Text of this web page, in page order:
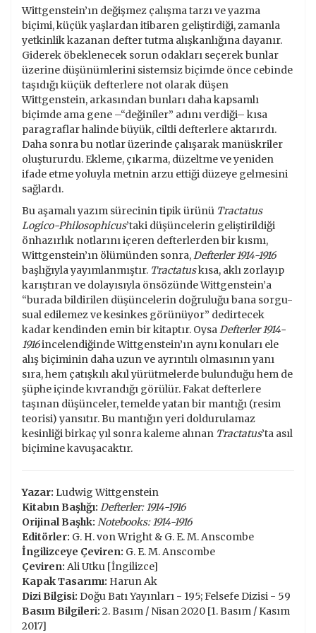
Wittgenstein’ın değişmez çalışma tarzı ve yazma
biçimi, küçük yaşlardan itibaren geliştirdiği, zamanla
yetkinlik kazanan defter tutma alışkanlığına dayanır.
Giderek öbeklenecek sorun odakları seçerek bunlar
üzerine düşünümlerini sistemsiz biçimde önce cebinde
taşıdığı küçük defterlere not olarak düşen
Wittgenstein, arkasından bunları daha kapsamlı
biçimde ama gene –“değiniler” adını verdiği– kısa
paragraflar halinde büyük, ciltli defterlere aktarırdı.
Daha sonra bu notlar üzerinde çalışarak manüskriler
oluştururdu. Ekleme, çıkarma, düzeltme ve yeniden
ifade etme yoluyla metnin arzu ettiği düzeye gelmesini
sağlardı.
Bu aşamalı yazım sürecinin tipik ürünü Tractatus
Logico-Philosophicus’taki düşüncelerin geliştirildiği
önhazırlık notlarını içeren defterlerden bir kısmı,
Wittgenstein’ın ölümünden sonra,Defterler 1914-1916
başlığıyla yayımlanmıştır. Tractatuskısa, aklı zorlayıp
karıştıran ve dolayısıyla önsözünde Wittgen­stein’a
“burada bildirilen düşüncelerin doğruluğu bana sorgu-
sual edilemez ve kesinkes görünüyor” dedirtecek
kadar kendinden emin bir kitaptır. OysaDefterler 1914-
1916incelendiğinde Wittgenstein’ın aynı konuları ele
alış biçiminin daha uzun ve ayrıntılı olmasının yanı
sıra, hem çatışkılı akıl yürütmelerde bulunduğu hem de
şüphe içinde kıvrandığı görülür. Fakat defterlere
taşınan düşünceler, temelde yatan bir mantığı (resim
teorisi) yansıtır. Bu mantığın yeri doldurulamaz
kesinliği birkaç yıl sonra kaleme alınan Tractatus’ta asıl
biçimine kavuşacaktır.
Yazar: Ludwig Wittgenstein
Kitabın Başlığı: Defterler: 1914-1916
Orijinal Başlık: Notebooks: 1914-1916
Editörler: G. H. von Wright & G. E. M. Anscombe
İngilizceye Çeviren: G. E. M. Anscombe
Çeviren: Ali Utku [İngilizce]
Kapak Tasarımı: Harun Ak
Dizi Bilgisi: Doğu Batı Yayınları - 195; Felsefe Dizisi - 59
Basım Bilgileri: 2. Basım / Nisan 2020 [1. Basım / Kasım
2017]